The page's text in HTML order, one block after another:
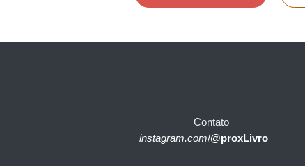
Contato
instagram.com/@proxLivro